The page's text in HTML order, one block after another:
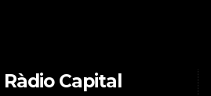
Ràdio Capital